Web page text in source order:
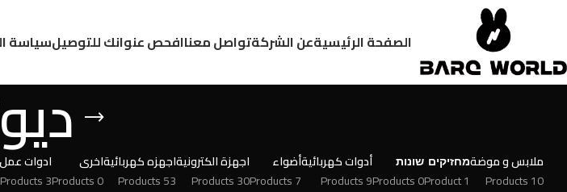
الصفحة الرئيسيةعن الشركةتواصل معناافحص عنوانك للتوصيلسياسة
ملابس و موضة
10 Products
מחזיקים
1 Product
שונות
0 Products
أدوات كهربائية
9 Products
أضواء
7 Products
اجهزة الكترونية
30 Products
اجهزه كهربائية
53 Products
اخرى
0 Products
ادوات عمل
3 Products